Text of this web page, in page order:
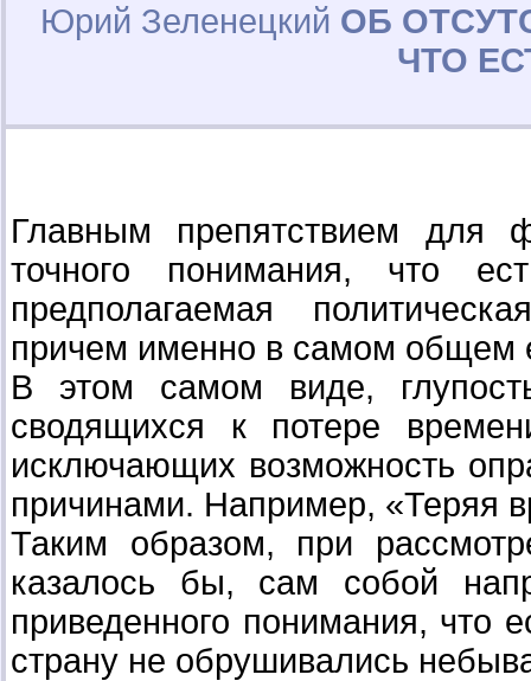
Юрий Зеленецкий ОБ
ЧТО
Главным препятствием для
точного понимания, что
предполагаемая
причем именно в самом общем
В этом самом виде,
сводящихся к потере
исключающих возможность
причинами. Например, «Теряя
Таким образом, при
казалось бы, сам собой
приведенного понимания, что
страну не обрушивались